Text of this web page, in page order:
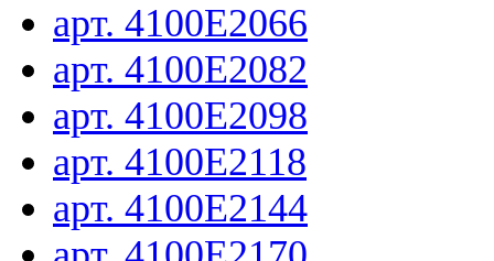
арт. 4100E2066
арт. 4100E2082
арт. 4100E2098
арт. 4100E2118
арт. 4100E2144